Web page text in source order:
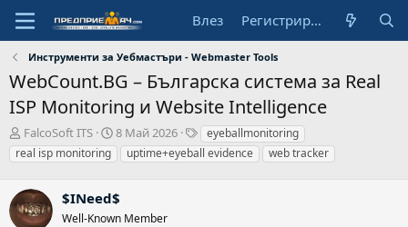
Влез Регистрирай се
Инструменти за Уебмастъри - Webmaster Tools
WebCount.BG – Българска система за Real
ISP Monitoring и Website Intelligence
А
в
т
р
FalcoSoft ITS
Н
а
ч
л
н
8 Май 2026
Т
а
г
eyeballmonitoring
real isp monitoring
uptime+eyeball evidence web tracker
$INeed$
Well-Known Member